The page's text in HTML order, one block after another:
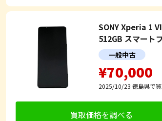
SONY Xperia 1 VI
512GB スマート
一般中古
¥70,000
2025/10/23 徳島県で
買取価格を調べる